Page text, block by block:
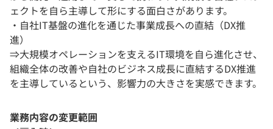
ェクトを自ら主導して形にする面白さがあります。
・自社IT基盤の進化を通じた事業成長への直結（DX推
進）
⇒大規模オペレーションを支えるIT環境を自ら進化させ、
組織全体の改善や自社のビジネス成長に直結するDX推進
を主導しているという、影響力の大きさを実感できます。
業務内容の変更範囲